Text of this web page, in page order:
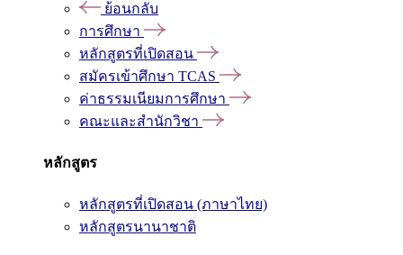
ย้อนกลับ
การศึกษา
หลักสูตรที่เปิดสอน
สมัครเข้าศึกษา TCAS
ค่าธรรมเนียมการศึกษา
คณะและสำนักวิชา
หลักสูตร
หลักสูตรที่เปิดสอน (ภาษาไทย)
หลักสูตรนานาชาติ